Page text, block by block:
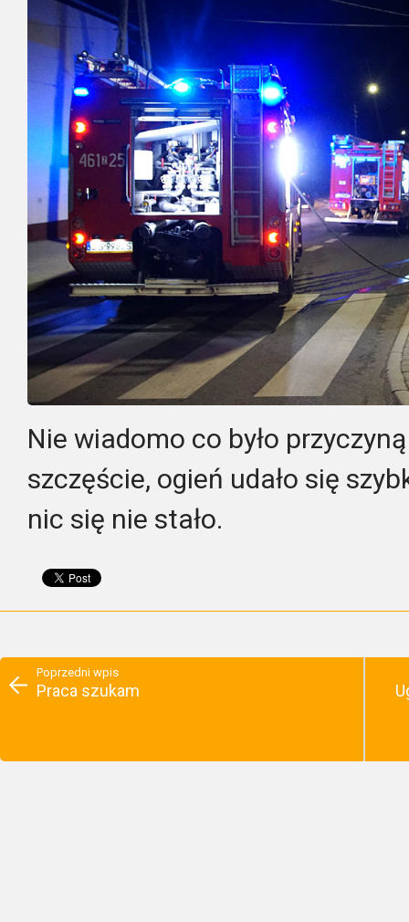
Nie wiadomo co było
szczęście, ogień udało się
nic się nie stało.
Poprzedni wpis
Praca szukam